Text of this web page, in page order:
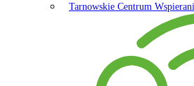
Tarnowskie Centrum